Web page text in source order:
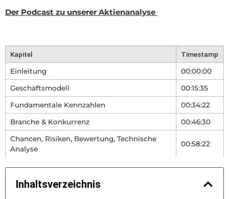
Der Podcast zu unserer Aktienanalyse
Kapitel Timestamp
Einleitung 00:00:00
Geschäftsmodell 00:15:35
Fundamentale Kennzahlen 00:34:22
Branche & Konkurrenz 00:46:30
Chancen, Risiken, Bewertung, Technische
Analyse
00:58:22
Inhaltsverzeichnis